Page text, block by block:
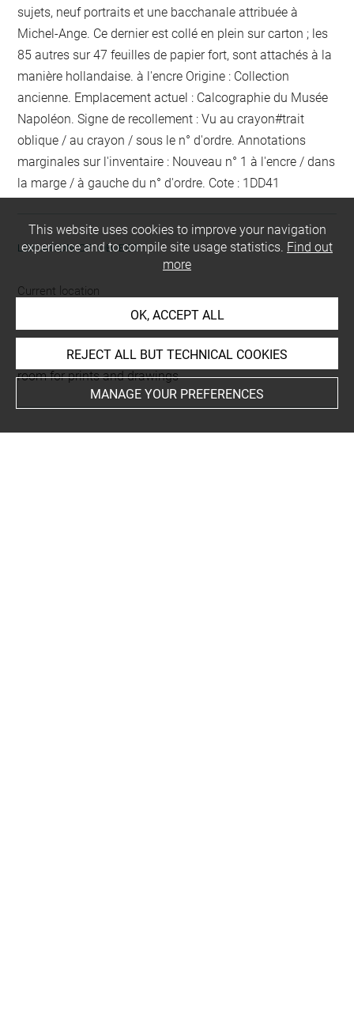
sujets, neuf portraits et une bacchanale attribuée à
Michel-Ange. Ce dernier est collé en plein sur carton ; les
85 autres sur 47 feuilles de papier fort, sont attachés à la
manière hollandaise. à l'encre Origine : Collection
ancienne. Emplacement actuel : Calcographie du Musée
Napoléon. Signe de recollement :Vu au crayon#trait
oblique / au crayon / sous le n° d'ordre. Annotations
marginales sur l'inventaire : Nouveau n° 1 à l'encre / dans
la marge / à gauche du n° d'ordre. Cote : 1DD41
LOCATION OF OBJECT
Current location
This artwork is on view by appointment in the reference
room for prints and drawings
This website uses cookies to improve your navigation
experience and to compile site usage statistics. Find out
more
OK, ACCEPT ALL
REJECT ALL BUT TECHNICAL COOKIES
MANAGE YOUR PREFERENCES